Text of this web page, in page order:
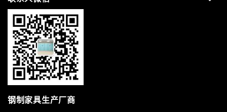
钢制家具生产厂商